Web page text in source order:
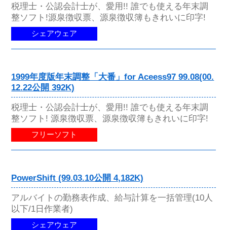
税理士・公認会計士が、愛用!! 誰でも使える年末調
整ソフト!源泉徴収票、源泉徴収簿もきれいに印字!
シェアウェア
1999年度版年末調整「大番」for Aceess97 99.08(00.
12.22公開 392K)
税理士・公認会計士が、愛用!! 誰でも使える年末調
整ソフト! 源泉徴収票、源泉徴収簿もきれいに印字!
フリーソフト
PowerShift (99.03.10公開 4,182K)
アルバイトの勤務表作成、給与計算を一括管理(10人
以下/1日作業者)
シェアウェア